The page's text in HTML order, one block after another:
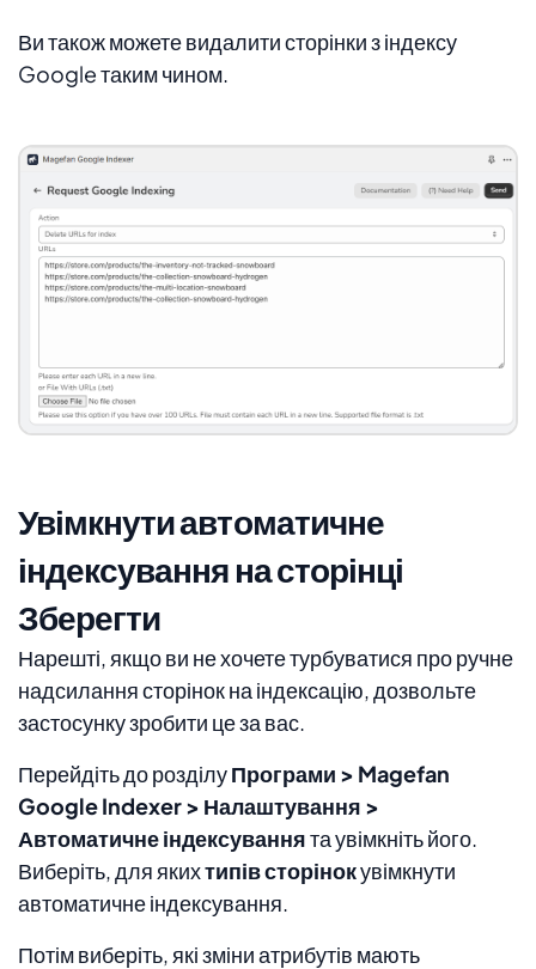
Ви також можете видалити сторінки з індексу
Google таким чином.
Увімкнути автоматичне
індексування на сторінці
Зберегти
Нарешті, якщо ви не хочете турбуватися про ручне
надсилання сторінок на індексацію, дозвольте
застосунку зробити це за вас.
Перейдіть до розділуПрограми > Magefan
Google Indexer > Налаштування >
Автоматичне індексуваннята увімкніть його.
Виберіть, для якихтипів сторінокувімкнути
автоматичне індексування.
Потім виберіть, які зміни атрибутів мають